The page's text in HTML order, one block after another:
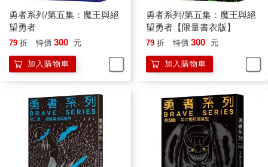
勇者系列/第五集：魔王與絕
望勇者
79 折 特價 300 元
加入購物車
勇者系列/第五集：魔王與絕
望勇者【限量書衣版】
79 折 特價 300 元
加入購物車